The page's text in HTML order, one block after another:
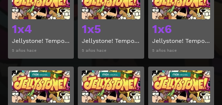
1x4
Jellystone! Temporada 1 Capitulo 4
5 años hace
1x5
Jellystone! Temporada 1 Capitulo 5
5 años hace
1x6
Jellystone! Temporada 1 Capitulo 6
5 años hace
Ver Ver